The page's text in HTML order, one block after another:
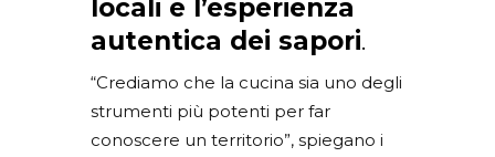
locali e l’esperienza
autentica dei sapori.
“Crediamo che la cucina sia uno degli
strumenti più potenti per far
conoscere un territorio”, spiegano i